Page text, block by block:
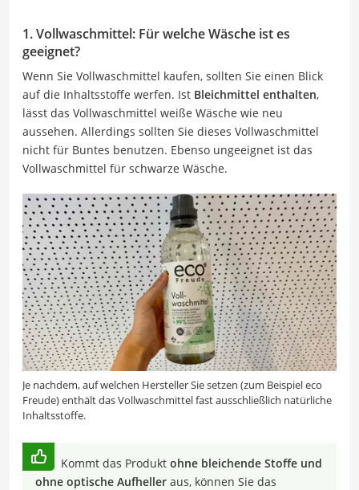
1. Vollwaschmittel: Für welche Wäsche ist es
geeignet?
Wenn Sie Vollwaschmittel kaufen, sollten Sie einen Blick
auf die Inhaltsstoffe werfen. Ist Bleichmittel enthalten,
lässt das Vollwaschmittel weiße Wäsche wie neu
aussehen. Allerdings sollten Sie dieses Vollwaschmittel
nicht für Buntes benutzen. Ebenso ungeeignet ist das
Vollwaschmittel für schwarze Wäsche.
Je nachdem, auf welchen Hersteller Sie setzen (zum Beispiel eco
Freude) enthält das Vollwaschmittel fast ausschließlich natürliche
Inhaltsstoffe.
Kommt das Produkt ohne bleichende Stoffe und
ohne optische Aufheller aus, können Sie das